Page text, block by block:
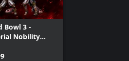
Bowl 3 -
Nobility